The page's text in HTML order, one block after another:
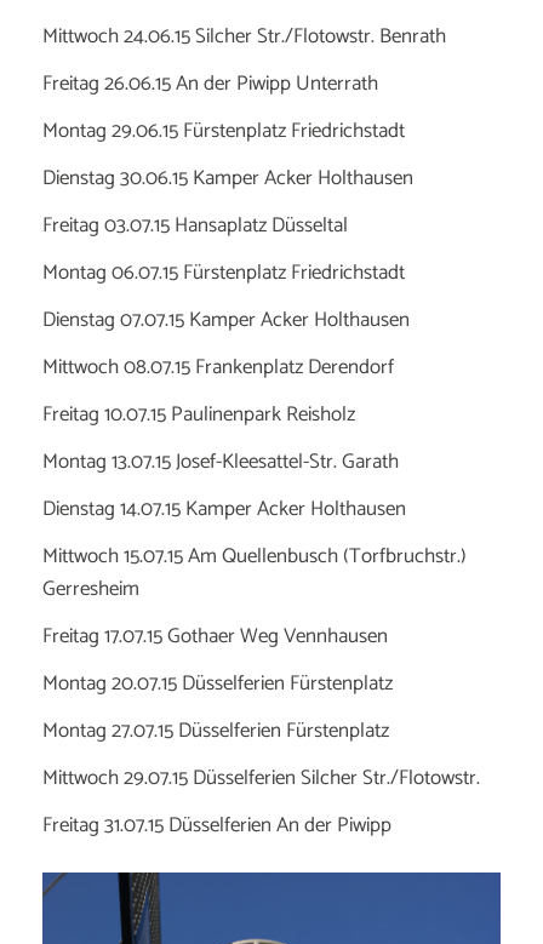
Mittwoch 24.06.15 Silcher Str./Flotowstr. Benrath
Freitag 26.06.15 An der Piwipp Unterrath
Montag 29.06.15 Fürstenplatz Friedrichstadt
Dienstag 30.06.15 Kamper Acker Holthausen
Freitag 03.07.15 Hansaplatz Düsseltal
Montag 06.07.15 Fürstenplatz Friedrichstadt
Dienstag 07.07.15 Kamper Acker Holthausen
Mittwoch 08.07.15 Frankenplatz Derendorf
Freitag 10.07.15 Paulinenpark Reisholz
Montag 13.07.15 Josef-Kleesattel-Str. Garath
Dienstag 14.07.15 Kamper Acker Holthausen
Mittwoch 15.07.15 Am Quellenbusch (Torfbruchstr.)
Gerresheim
Freitag 17.07.15 Gothaer Weg Vennhausen
Montag 20.07.15 Düsselferien Fürstenplatz
Montag 27.07.15 Düsselferien Fürstenplatz
Mittwoch 29.07.15 Düsselferien Silcher Str./Flotowstr.
Freitag 31.07.15 Düsselferien An der Piwipp